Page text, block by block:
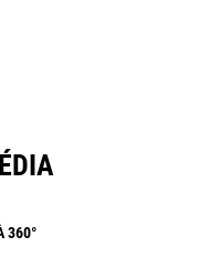
360°